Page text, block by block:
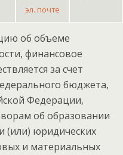
эл. почте
об объеме
финансовое
за счет
бюджета,
Федерации,
об образовании
(или) юридических
и материальных